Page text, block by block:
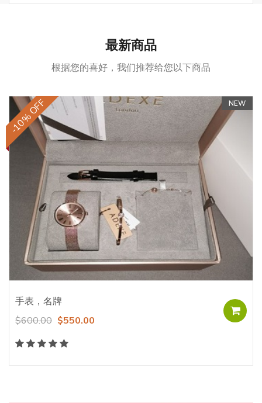
最新商品
根据您的喜好，我们推荐给您以下商品
NEW
-10% OFF
手表，名牌
$600.00 $550.00